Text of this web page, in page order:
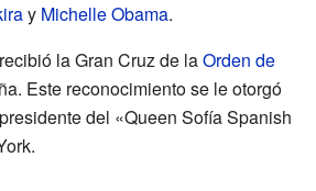
y Michelle Obama.
la Gran Cruz de laOrden de
Este reconocimiento se le otorgó
del «Queen Sofía Spanish